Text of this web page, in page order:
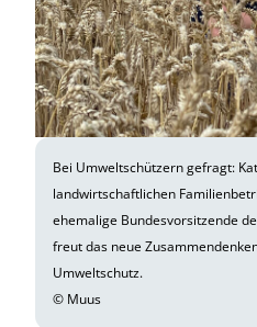
Bei Umweltschützern gefragt:
landwirtschaftlichen
ehemalige Bundesvorsitzende
freut das neue
Umweltschutz.
© Muus